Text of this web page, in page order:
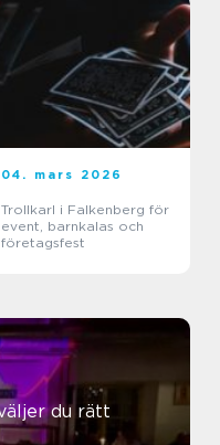
04. mars 2026
Trollkarl i Falkenberg för
event, barnkalas och
företagsfest